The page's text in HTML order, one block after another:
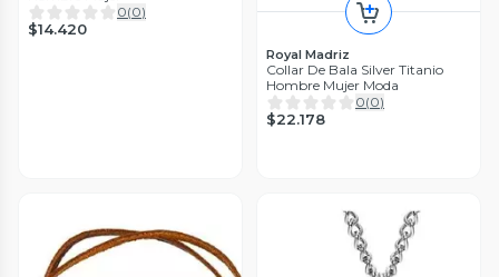
0(0)
$14.420
Royal Madriz
Collar De Bala Silver Titanio
Hombre Mujer Moda
0(0)
$22.178